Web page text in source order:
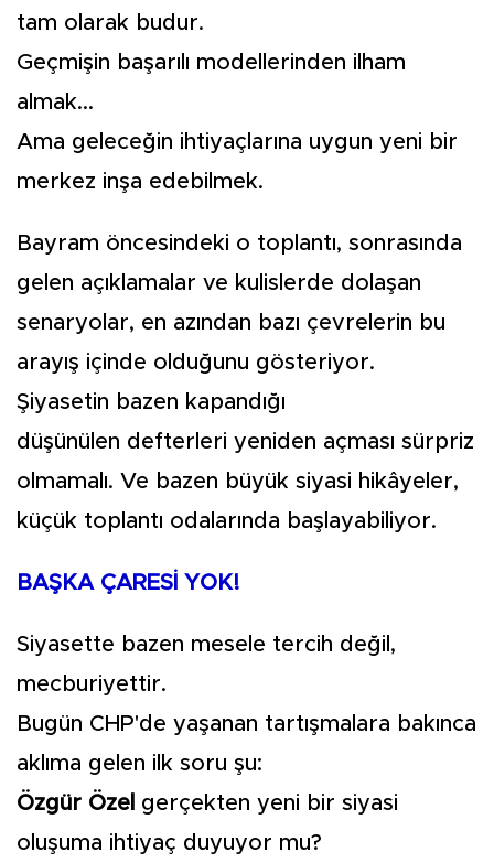
tam olarak budur.
Geçmişin başarılı modellerinden ilham
almak...
Ama geleceğin ihtiyaçlarına uygun yeni bir
merkez inşa edebilmek.
Bayram öncesindeki o toplantı, sonrasında
gelen açıklamalar ve kulislerde dolaşan
senaryolar, en azından bazı çevrelerin bu
arayış içinde olduğunu gösteriyor.
Şiyasetin bazen kapandığı
düşünülen defterleri yeniden açması sürpriz
olmamalı. Ve bazen büyük siyasi hikâyeler,
küçük toplantı odalarında başlayabiliyor.
BAŞKA ÇARESİ YOK!
Siyasette bazen mesele tercih değil,
mecburiyettir.
Bugün CHP'de yaşanan tartışmalara bakınca
aklıma gelen ilk soru şu:
Özgür Özel gerçekten yeni bir siyasi
oluşuma ihtiyaç duyuyor mu?